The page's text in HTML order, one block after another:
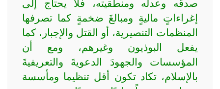
إغراءاتٍ ماليةٍ ومبالغَ ضخمةٍ كما تصرفها
المنظمات التنصيرية، أو القتل والإجبار، كما
يفعل البوذيون وغيرهم، ومع أن
المؤسسات والجهودَ الدعويةَ والتعريفيةَ
بالإسلام، تكاد تكون أقل تنظيما ومأسسة